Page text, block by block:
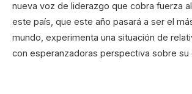
nueva voz de liderazgo que cobra fuerza
este país, que este año pasará a ser el
mundo, experimenta una situación de
con esperanzadoras perspectiva sobre su